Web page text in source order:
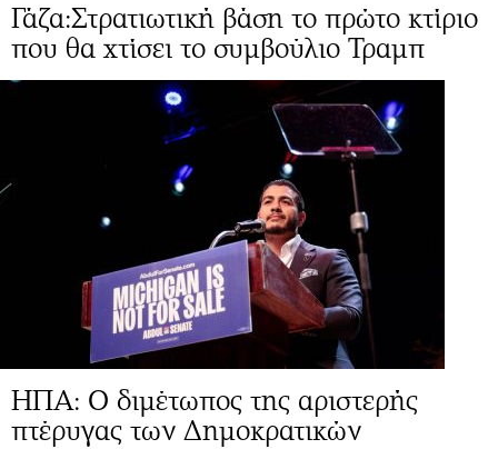
Γάζα:Στρατιωτική βάση το πρώτο κτίριο
που θα χτίσει το συμβούλιο Τραμπ
ΗΠΑ: Ο διμέτωπος της αριστερής
πτέρυγας των Δημοκρατικών